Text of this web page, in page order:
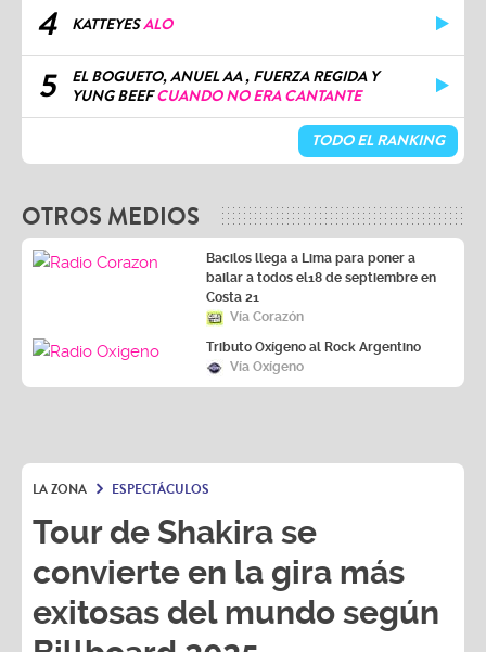
4 KATTEYESALO
5
EL BOGUETO, ANUEL AA , FUERZA REGIDA Y
YUNG BEEFCUANDO NO ERA CANTANTE
TODO EL RANKING
OTROS MEDIOS
Bacilos llega a Lima para poner a
bailar a todos el18 de septiembre en
Costa 21
Vía Corazón
Tributo Oxígeno al Rock Argentino
Vía Oxígeno
LA ZONA ESPECTÁCULOS
Tour de Shakira se
convierte en la gira más
exitosas del mundo según
Billboard 2025